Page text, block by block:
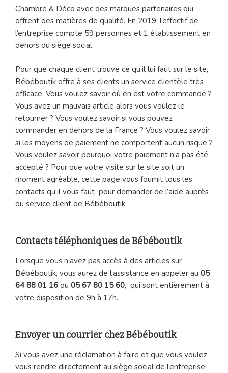
Chambre & Déco avec des marques partenaires qui
offrent des matières de qualité. En 2019, l’effectif de
l’entreprise compte 59 personnes et 1 établissement en
dehors du siège social.
Pour que chaque client trouve ce qu’il lui faut sur le site,
Bébéboutik offre à ses clients un service clientèle très
efficace. Vous voulez savoir où en est votre commande ?
Vous avez un mauvais article alors vous voulez le
retourner ? Vous voulez savoir si vous pouvez
commander en dehors de la France ? Vous voulez savoir
si les moyens de paiement ne comportent aucun risque ?
Vous voulez savoir pourquoi votre paiement n’a pas été
accepté ? Pour que votre visite sur le site soit un
moment agréable, cette page vous fournit tous les
contacts qu’il vous faut pour demander de l’aide auprès
du service client de Bébéboutik.
Contacts téléphoniques de Bébéboutik
Lorsque vous n’avez pas accès à des articles sur
Bébéboutik, vous aurez de l’assistance en appeler au 05
64 88 01 16 ou 05 67 80 15 60, qui sont entièrement à
votre disposition de 9h à 17h.
Envoyer un courrier chez Bébéboutik
Si vous avez une réclamation à faire et que vous voulez
vous rendre directement au siège social de l’entreprise